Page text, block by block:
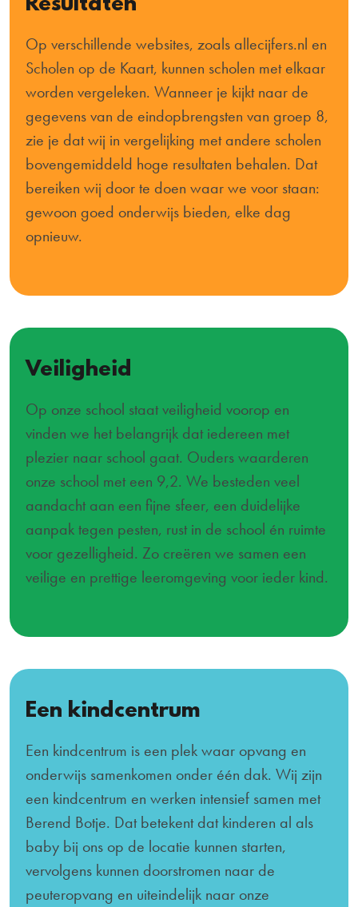
Op verschillende websites, zoals allecijfers.nl en
Scholen op de Kaart, kunnen scholen met elkaar
worden vergeleken. Wanneer je kijkt naar de
gegevens van de eindopbrengsten van groep 8,
zie je dat wij in vergelijking met andere scholen
bovengemiddeld hoge resultaten behalen. Dat
bereiken wij door te doen waar we voor staan:
gewoon goed onderwijs bieden, elke dag
opnieuw.
Veiligheid
Op onze school staat veiligheid voorop en
vinden we het belangrijk dat iedereen met
plezier naar school gaat. Ouders waarderen
onze school met een 9,2. We besteden veel
aandacht aan een fijne sfeer, een duidelijke
aanpak tegen pesten, rust in de school én ruimte
voor gezelligheid. Zo creëren we samen een
veilige en prettige leeromgeving voor ieder kind.
Een kindcentrum
Een kindcentrum is een plek waar opvang en
onderwijs samenkomen onder één dak. Wij zijn
een kindcentrum en werken intensief samen met
Berend Botje. Dat betekent dat kinderen al als
baby bij ons op de locatie kunnen starten,
vervolgens kunnen doorstromen naar de
peuteropvang en uiteindelijk naar onze